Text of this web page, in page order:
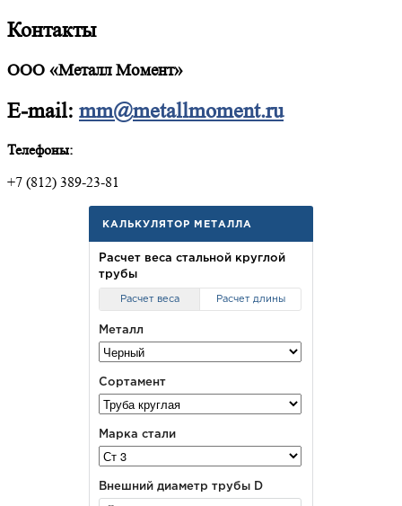
Контакты
ООО «Металл Момент»
E-mail: mm@metallmoment.ru
Телефоны:
+7 (812) 389-23-81